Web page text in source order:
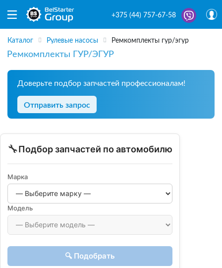
+375 (44) 757-67-58
Каталог Рулевые насосы Ремкомплекты гур/эгур
Ремкомплекты ГУР/ЭГУР
Доверьте подбор запчастей профессионалам!
Отправить запрос
🔧Подбор запчастей по автомобилю
Марка
Модель
🔍 Подобрать